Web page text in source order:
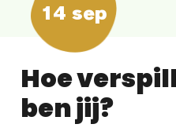
14 sep
Hoe
ben jij?